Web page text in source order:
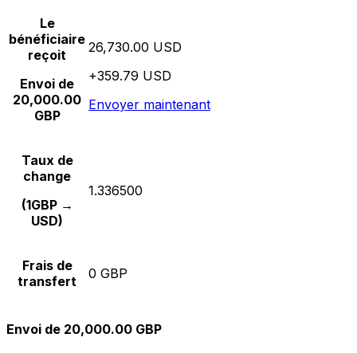
Le
bénéficiaire
reçoit
Envoi de
20,000.00
GBP
26,730.00 USD
+359.79 USD
Envoyer maintenant
Taux de
change
(1GBP →
USD)
1.336500
Frais de
transfert
0 GBP
Envoi de 20,000.00 GBP